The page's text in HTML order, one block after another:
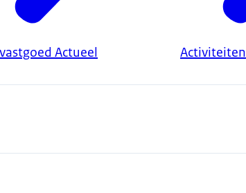
Actueel Activiteiten